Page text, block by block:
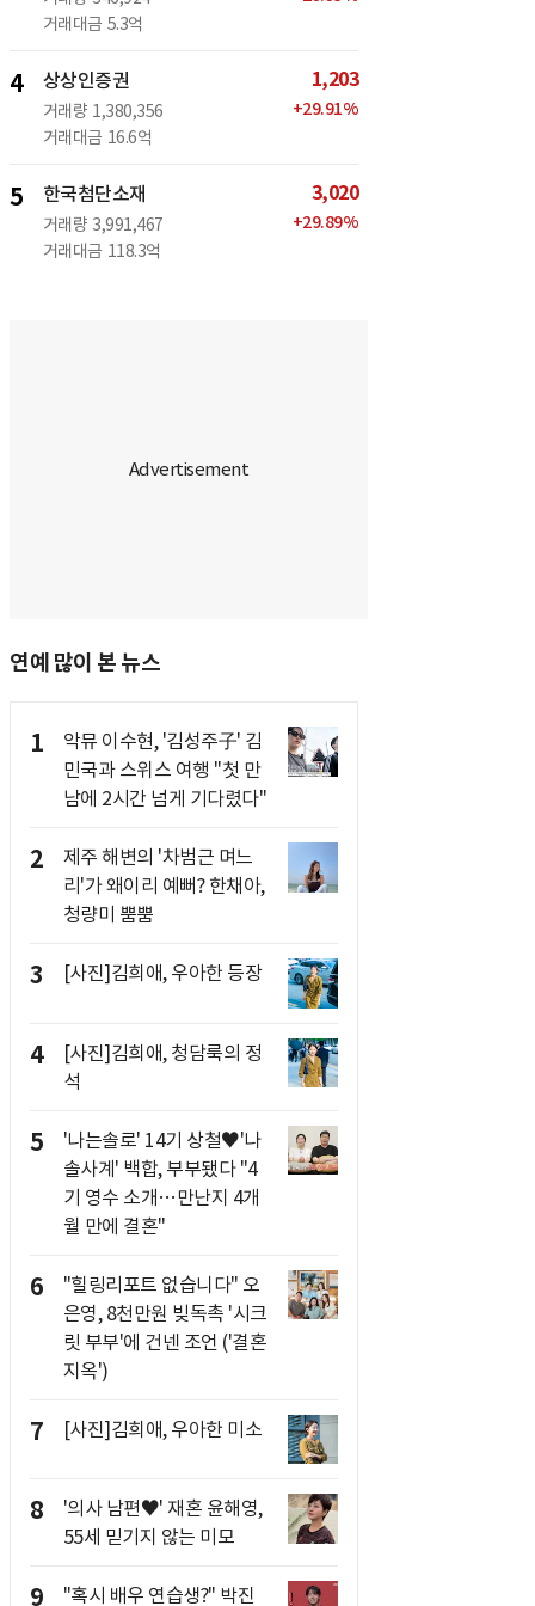
거래대금 5.3억
4 상상인증권
거래량 1,380,356
거래대금 16.6억
1,203
+29.91%
5 한국첨단소재
거래량 3,991,467
거래대금 118.3억
3,020
+29.89%
연예 많이 본 뉴스
1
악뮤 이수현, '김성주子' 김
민국과 스위스 여행 "첫 만
남에 2시간 넘게 기다렸다"
2
제주 해변의 '차범근 며느
리'가 왜이리 예뻐? 한채아,
청량미 뿜뿜
3 [사진]김희애, 우아한 등장
4
[사진]김희애, 청담룩의 정
석
5
'나는솔로' 14기 상철♥'나
솔사계' 백합, 부부됐다 "4
기 영수 소개…만난지 4개
월 만에 결혼"
6
"힐링리포트 없습니다" 오
은영, 8천만원 빚독촉 '시크
릿 부부'에 건넨 조언 ('결혼
지옥')
7 [사진]김희애, 우아한 미소
8
'의사 남편♥' 재혼 윤해영,
55세 믿기지 않는 미모
9 "혹시 배우 연습생?" 박진